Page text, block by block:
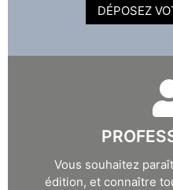
DÉPOSEZ
Vous souhaitez
édition, et connaître